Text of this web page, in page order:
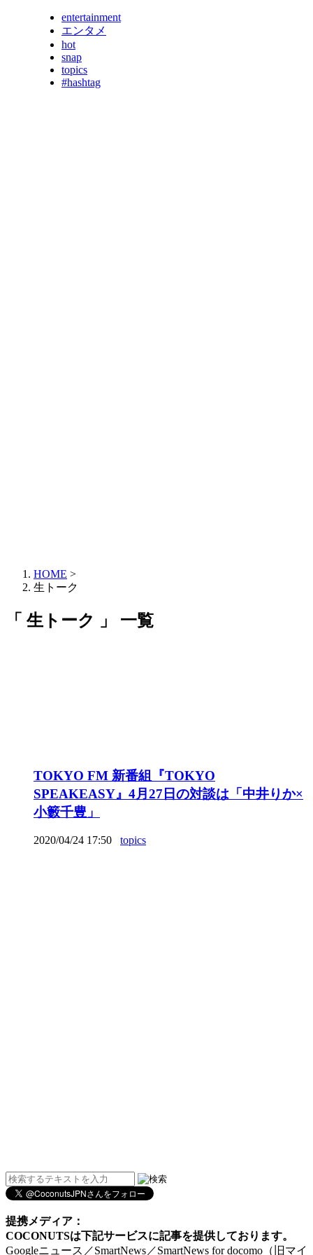
entertainment
エンタメ
hot
snap
topics
#hashtag
HOME >
生トーク
「 生トーク 」 一覧
TOKYO FM 新番組『TOKYO
SPEAKEASY』4月27日の対談は「中井りか×
小籔千豊」
2020/04/24 17:50 topics
提携メディア：
COCONUTSは下記サービスに記事を提供しております。
Googleニュース／SmartNews／SmartNews for docomo（旧マイ